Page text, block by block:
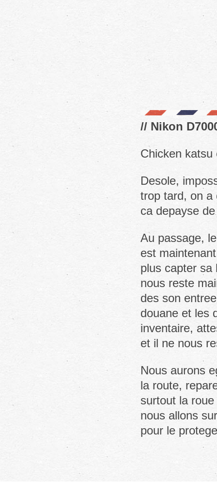
// Nikon
Chicken
Desole,
trop tard, on a
ca depayse
Au passage,
est
plus capter sa
nous reste
des son
douane et les
inventaire,
et il ne nous
Nous aurons
la route,
surtout la
nous allons
pour le